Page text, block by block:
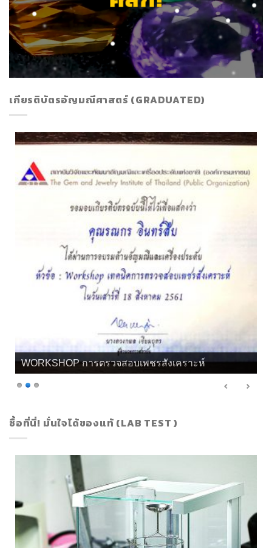
เกียรติบัตรอัญมณีศาสตร์ (GRADUATED)
WORKSHOP การตรวจสอบเพชรสังเคราะห์
ซื้อที่นี่! มั่นใจได้ของแท้ (LAB TEST )